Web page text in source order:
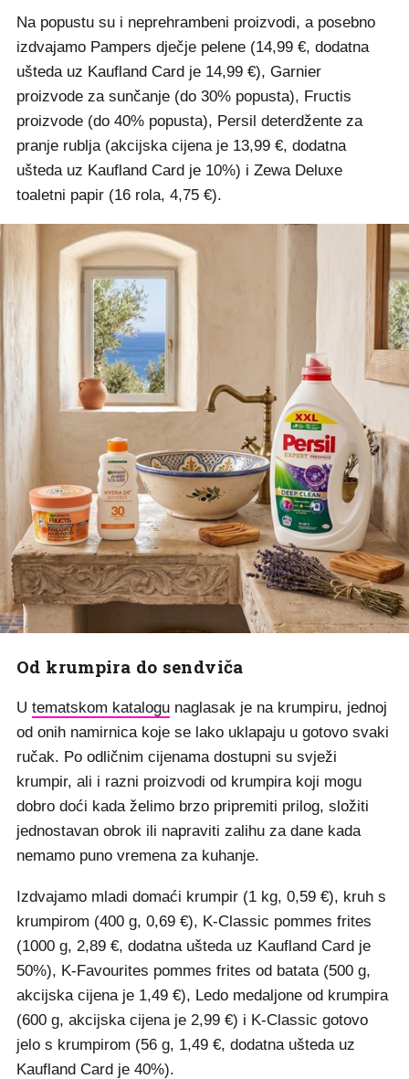
Na popustu su i neprehrambeni proizvodi, a posebno
izdvajamo Pampers dječje pelene (14,99 €, dodatna
ušteda uz Kaufland Card je 14,99 €), Garnier
proizvode za sunčanje (do 30% popusta), Fructis
proizvode (do 40% popusta), Persil deterdžente za
pranje rublja (akcijska cijena je 13,99 €, dodatna
ušteda uz Kaufland Card je 10%) i Zewa Deluxe
toaletni papir (16 rola, 4,75 €).
Od krumpira do sendviča
U tematskom katalogu naglasak je na krumpiru, jednoj
od onih namirnica koje se lako uklapaju u gotovo svaki
ručak. Po odličnim cijenama dostupni su svježi
krumpir, ali i razni proizvodi od krumpira koji mogu
dobro doći kada želimo brzo pripremiti prilog, složiti
jednostavan obrok ili napraviti zalihu za dane kada
nemamo puno vremena za kuhanje.
Izdvajamo mladi domaći krumpir (1 kg, 0,59 €), kruh s
krumpirom (400 g, 0,69 €), K-Classic pommes frites
(1000 g, 2,89 €, dodatna ušteda uz Kaufland Card je
50%), K-Favourites pommes frites od batata (500 g,
akcijska cijena je 1,49 €), Ledo medaljone od krumpira
(600 g, akcijska cijena je 2,99 €) i K-Classic gotovo
jelo s krumpirom (56 g, 1,49 €, dodatna ušteda uz
Kaufland Card je 40%).